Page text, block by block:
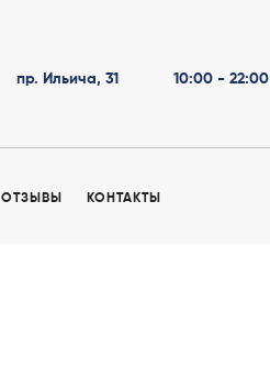
пр. Ильича, 31 10:00 - 22:00
ОТЗЫВЫ КОНТАКТЫ